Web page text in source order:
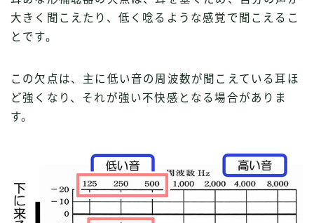
大きく聞こえたり、低く唸るような感覚で聞こえるこ
とです。
この欠点は、主に低い音の周波数が聞こえている耳ほ
ど強くなり、それが強い不快感となる場合がありま
す。